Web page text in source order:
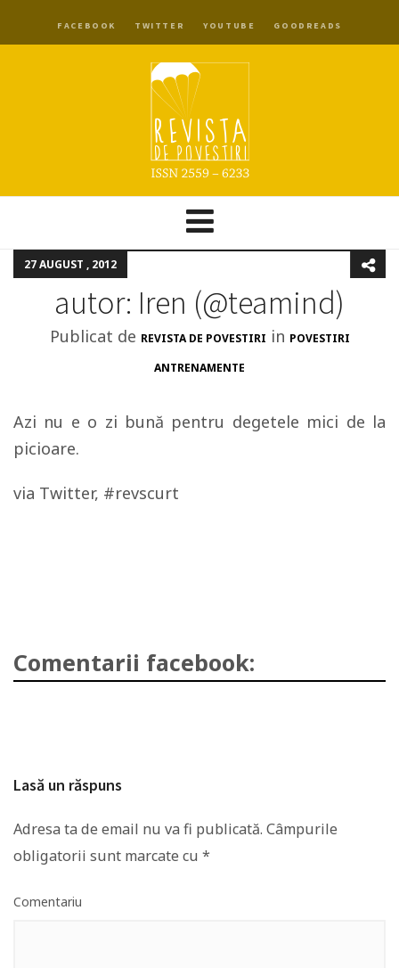
FACEBOOK TWITTER YOUTUBE GOODREADS
27 AUGUST , 2012
autor: Iren (@teamind)
Publicat de REVISTA DE POVESTIRI in POVESTIRI
ANTRENAMENTE
Azi nu e o zi bună pentru degetele mici de la
picioare.
via Twitter, #revscurt
Comentarii facebook:
Lasă un răspuns
Adresa ta de email nu va fi publicată. Câmpurile
obligatorii sunt marcate cu *
Comentariu